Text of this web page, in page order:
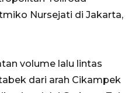
Nursejati di Jakarta,
volume lalu lintas
dari arah Cikampek